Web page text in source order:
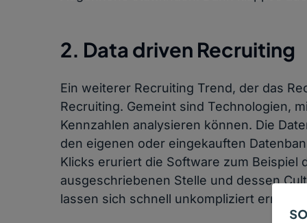
2. Data driven Recruiting
Ein weiterer Recruiting Trend, der das
Recruiting. Gemeint sind Technologien,
Kennzahlen analysieren können. Die
den eigenen oder eingekauften
Klicks eruriert die Software zum Beispiel
ausgeschriebenen Stelle und dessen
lassen sich schnell unkompliziert ermitteln.